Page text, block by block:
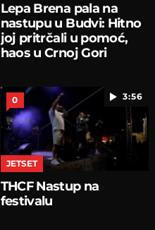
Lepa Brena pala na
nastupu u Budvi: Hitno
joj pritrčali u pomoć,
haos u Crnoj Gori
3:56
0
JETSET
THCF Nastup na
festivalu